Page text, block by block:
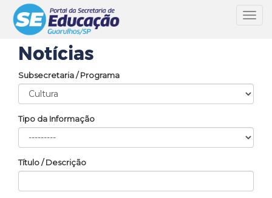
Notícias
Subsecretaria / Programa
Tipo da Informação
Título / Descrição